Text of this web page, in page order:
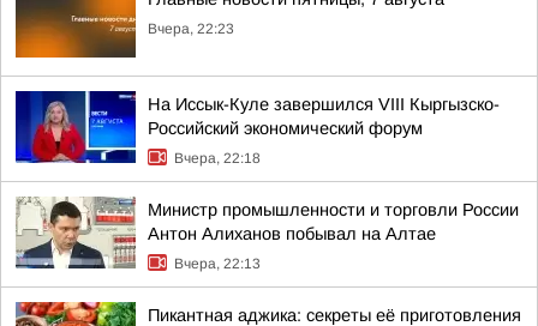
Вчера, 22:23
На Иссык-Куле завершился VIII Кыргызско-
Российский экономический форум
Вчера, 22:18
Министр промышленности и торговли России
Антон Алиханов побывал на Алтае
Вчера, 22:13
Пикантная аджика: секреты её приготовления